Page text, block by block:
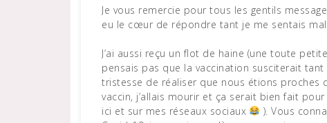
Je vous remercie pour tous les gentils
eu le cœur de répondre tant je me sentais mal.
J’ai aussi reçu un flot de haine (une toute
pensais pas que la vaccination susciterait tant
tristesse de réaliser que nous étions proches
vaccin, j’allais mourir et ça serait bien fait
ici et sur mes réseaux sociaux
). Vous